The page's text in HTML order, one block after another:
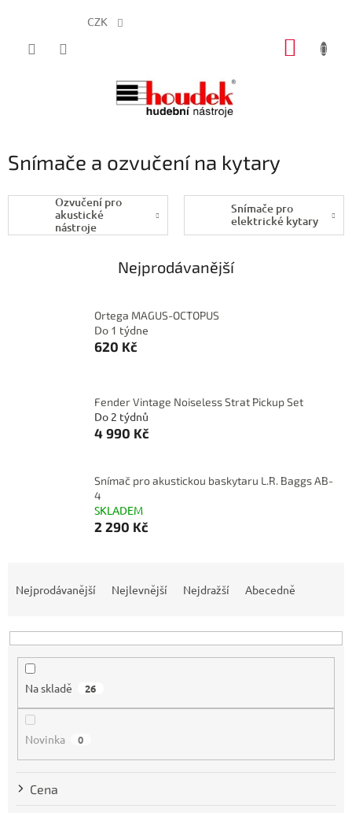
CZK
Snímače a ozvučení na kytary
Ozvučení pro
akustické
nástroje
Snímače pro
elektrické kytary
Nejprodávanější
Ortega MAGUS-OCTOPUS
Do 1 týdne
620 Kč
Fender Vintage Noiseless Strat Pickup Set
Do 2 týdnů
4 990 Kč
Snímač pro akustickou baskytaru L.R. Baggs AB-
4
SKLADEM
2 290 Kč
n
Nejprodávanější Nejlevnější Nejdražší Abecedně
Na skladě 26
Novinka 0
Cena